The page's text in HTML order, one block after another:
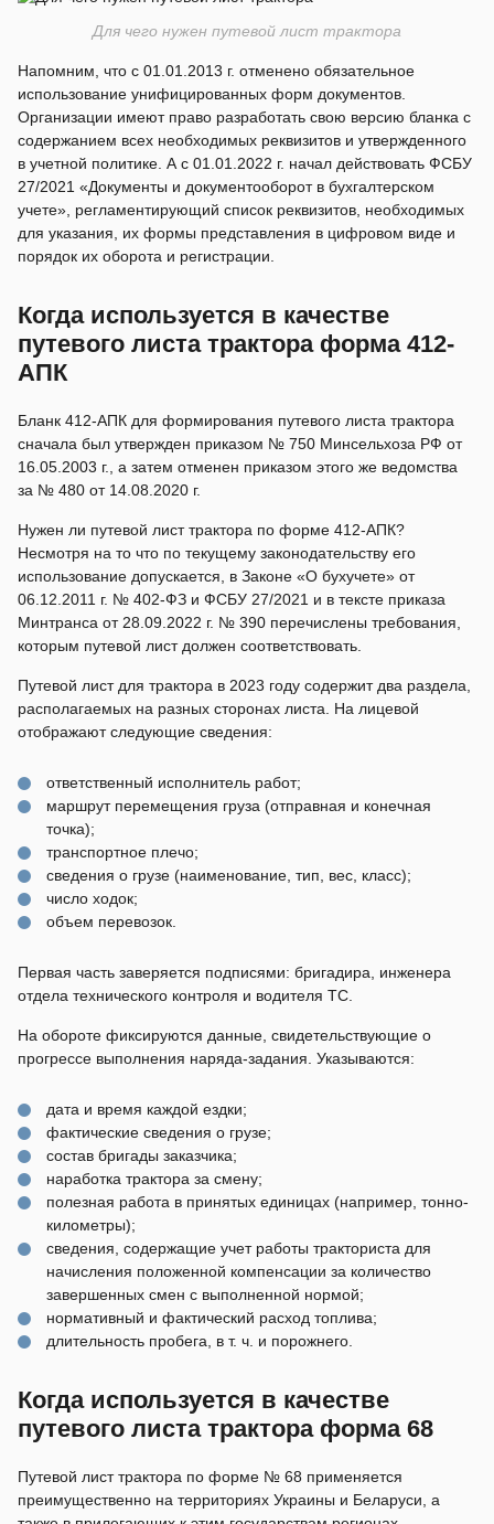
Для чего нужен путевой лист трактора
Напомним, что с 01.01.2013 г. отменено обязательное
использование унифицированных форм документов.
Организации имеют право разработать свою версию бланка с
содержанием всех необходимых реквизитов и утвержденного
в учетной политике. А с 01.01.2022 г. начал действовать ФСБУ
27/2021 «Документы и документооборот в бухгалтерском
учете», регламентирующий список реквизитов, необходимых
для указания, их формы представления в цифровом виде и
порядок их оборота и регистрации.
Когда используется в качестве
путевого листа трактора форма 412-
АПК
Бланк 412-АПК для формирования путевого листа трактора
сначала был утвержден приказом № 750 Минсельхоза РФ от
16.05.2003 г., а затем отменен приказом этого же ведомства
за № 480 от 14.08.2020 г.
Нужен ли путевой лист трактора по форме 412-АПК?
Несмотря на то что по текущему законодательству его
использование допускается, в Законе «О бухучете» от
06.12.2011 г. № 402-ФЗ и ФСБУ 27/2021 и в тексте приказа
Минтранса от 28.09.2022 г. № 390 перечислены требования,
которым путевой лист должен соответствовать.
Путевой лист для трактора в 2023 году содержит два раздела,
располагаемых на разных сторонах листа. На лицевой
отображают следующие сведения:
ответственный исполнитель работ;
маршрут перемещения груза (отправная и конечная
точка);
транспортное плечо;
сведения о грузе (наименование, тип, вес, класс);
число ходок;
объем перевозок.
Первая часть заверяется подписями: бригадира, инженера
отдела технического контроля и водителя ТС.
На обороте фиксируются данные, свидетельствующие о
прогрессе выполнения наряда-задания. Указываются:
дата и время каждой ездки;
фактические сведения о грузе;
состав бригады заказчика;
наработка трактора за смену;
полезная работа в принятых единицах (например, тонно-
километры);
сведения, содержащие учет работы тракториста для
начисления положенной компенсации за количество
завершенных смен с выполненной нормой;
нормативный и фактический расход топлива;
длительность пробега, в т. ч. и порожнего.
Когда используется в качестве
путевого листа трактора форма 68
Путевой лист трактора по форме № 68 применяется
преимущественно на территориях Украины и Беларуси, а